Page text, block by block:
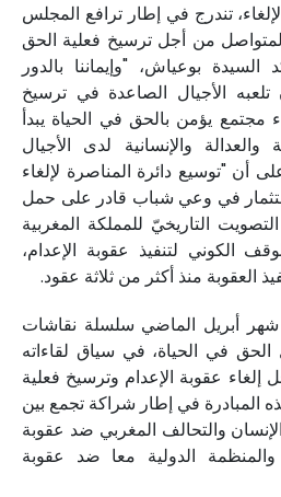
تندرج في إطار ترافع المجلس
من أجل ترسيخ فعلية الحق
بوعياش، "وإيماننا بالدور
الأجيال الصاعدة في ترسيخ
مجتمع يؤمن بالحق في الحياة يبدأ
والإنسانية لدى الأجيال
أن "توسيع دائرة المناصرة لإلغاء
في وعي شباب قادر على حمل
التاريخيّ للمملكة المغربية
الكوني لتنفيذ عقوبة الإعدام،
العقوبة منذ أكثر من ثلاثة عقود.
أبريل الماضي سلسلة نقاشات
في الحياة، في سياق لقاءاته
إلغاء عقوبة الإعدام وترسيخ فعلية
المبادرة في إطار شراكة تجمع بين
والتحالف المغربي ضد عقوبة
الدولية معا ضد عقوبة